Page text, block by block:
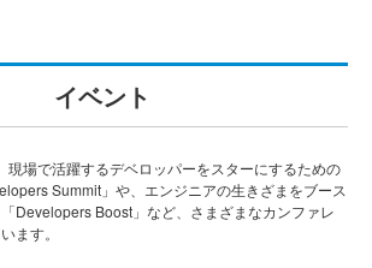
イベント
現場で活躍するデベロッパーをスターにするための
Summit」や、エンジニアの生きざまをブース
Developers Boost」など、さまざまなカンファレ
ます。